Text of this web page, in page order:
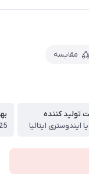
مقایسه
تولید کننده
ایندوستری ایتالیا